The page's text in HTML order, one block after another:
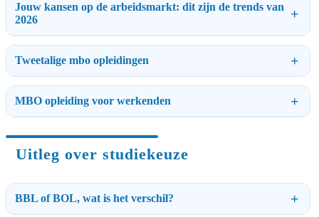
Jouw kansen op de arbeidsmarkt: dit zijn de trends van
2026
Tweetalige mbo opleidingen
MBO opleiding voor werkenden
Uitleg over studiekeuze
BBL of BOL, wat is het verschil?